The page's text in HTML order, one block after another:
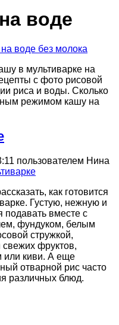
воде
в мультиварке на
с фото рисовой
риса и воды. Сколько
режимом кашу на
пользователем Нина
как готовится
Густую, нежную и
подавать вместе с
фундуком, белым
стружкой,
фруктов,
или киви. А еще
отварной рис часто
различных блюд.